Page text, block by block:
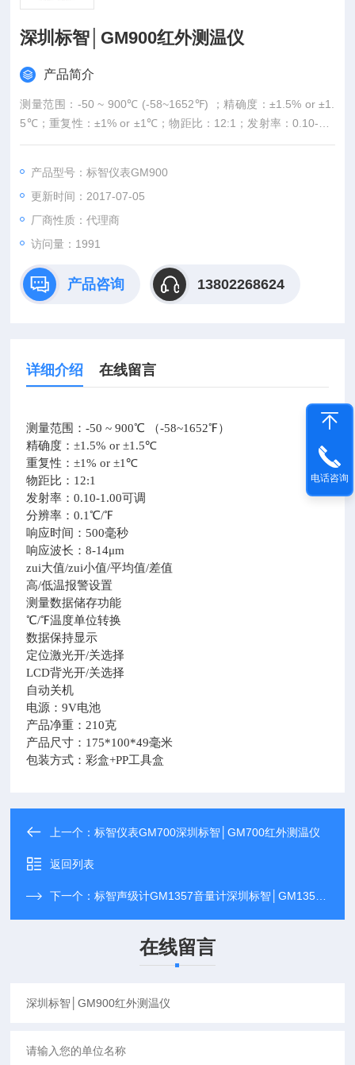
深圳标智│GM900红外测温仪
产品简介
测量范围：-50 ~ 900℃ (-58~1652℉) ；精确度：±1.5% or ±1.
5℃；重复性：±1% or ±1℃；物距比：12:1；发射率：0.10-1.0
0可调；分辨率：0.1℃/℉
产品型号：标智仪表GM900
更新时间：2017-07-05
厂商性质：代理商
访问量：1991
产品咨询 13802268624
详细介绍 在线留言
测量范围：-50 ~ 900℃ （-58~1652℉）
精确度：±1.5% or ±1.5℃
重复性：±1% or ±1℃
物距比：12:1
发射率：0.10-1.00可调
分辨率：0.1℃/℉
响应时间：500毫秒
响应波长：8-14μm
zui大值/zui小值/平均值/差值
高/低温报警设置
测量数据储存功能
℃/℉温度单位转换
数据保持显示
定位激光开/关选择
LCD背光开/关选择
自动关机
电源：9V电池
产品净重：210克
产品尺寸：175*100*49毫米
包装方式：彩盒+PP工具盒
上一个：标智仪表GM700深圳标智│GM700红外测温仪
返回列表
下一个：标智声级计GM1357音量计深圳标智│GM1357噪音计│分贝计
在线留言
电话咨询